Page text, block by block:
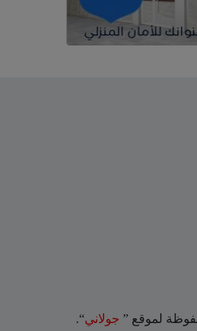
لموقع ” جولاني“.